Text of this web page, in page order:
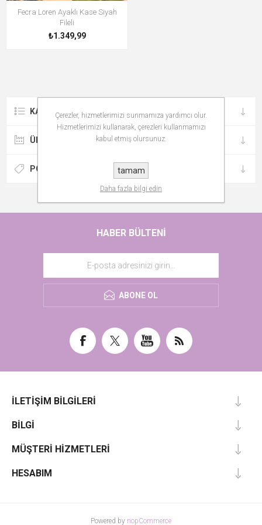
Fecra Loren Ayaklı Kase Siyah
Fileli
₺1.349,99
KATEGORILER
ÜRETICILER
POPÜLER ETIKETLER
HABER BÜLTENI
ABONE OL
İLETIŞIM BILGILERI
BILGI
MÜŞTERI HIZMETLERI
HESABIM
Powered by nopCommerce
Çerezler, hizmetlerimizi sunmamıza yardımcı olur.
Hizmetlerimizi kullanarak, çerezleri kullanmamızı
kabul etmiş olursunuz.
tamam
Daha fazla bilgi edin